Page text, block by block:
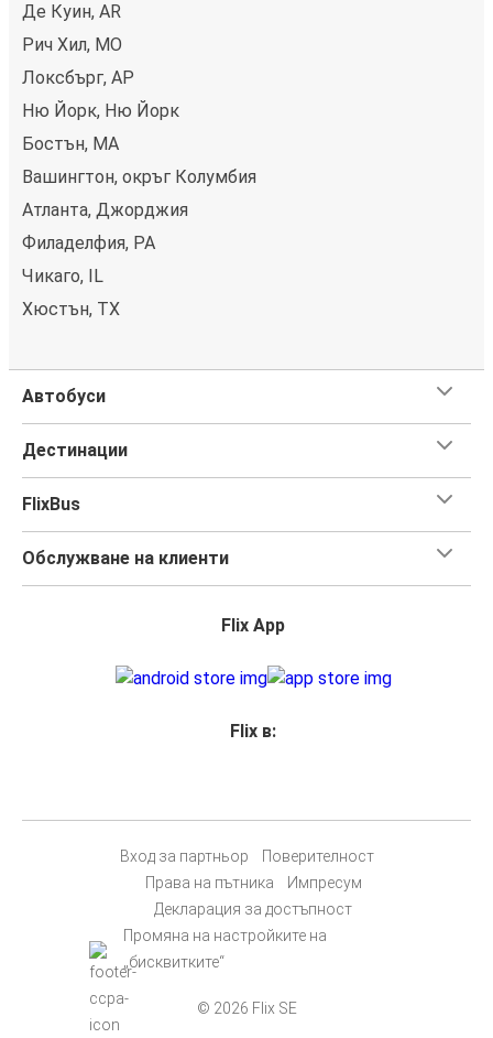
Де Куин, AR
Рич Хил, MO
Локсбърг, АР
Ню Йорк, Ню Йорк
Бостън, MA
Вашингтон, окръг Колумбия
Атланта, Джорджия
Филаделфия, PA
Чикаго, IL
Хюстън, TX
Автобуси
Дестинации
FlixBus
Обслужване на клиенти
Flix App
Flix в:
Вход за партньор
Поверителност
Права на пътника
Импресум
Декларация за достъпност
Промяна на настройките на
„бисквитките“
© 2026 Flix SE